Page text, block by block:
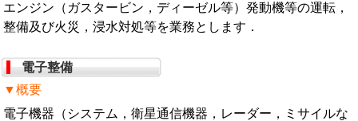
エンジン（ガスタービン，ディーゼル等）発動機等の運転，
整備及び火災，浸水対処等を業務とします．
電子整備
▼概要
電子機器（システム，衛星通信機器，レーダー，ミサイルな